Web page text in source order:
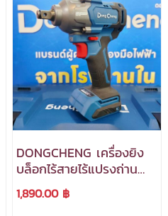
DONGCHENG เครื่องยิง
บล็อกไร้สายไร้แปรงถ่าน
20V.1/2 นิ้ว รุ่น
DCPB488(TYPE Z)
1,890.00 ฿